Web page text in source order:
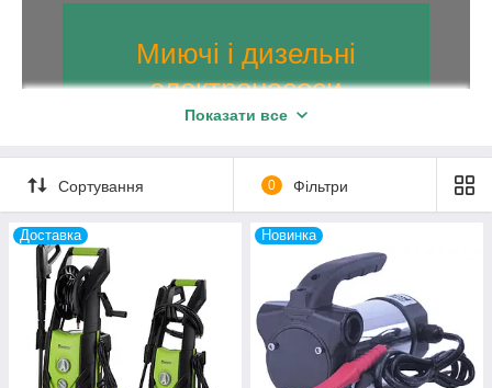
Миючі і дизельні
електронасоси
Більше12 моделейелектронасосів
спеціального призначення: дизельні, миючі,
обприскувачі та ін. Цінова політика на
пристрої нижче середньоринкової для
подібної продукції. Наявність складського
товарного запасу.
Показати все
Сортування 0 Фільтри
Доставка Новинка